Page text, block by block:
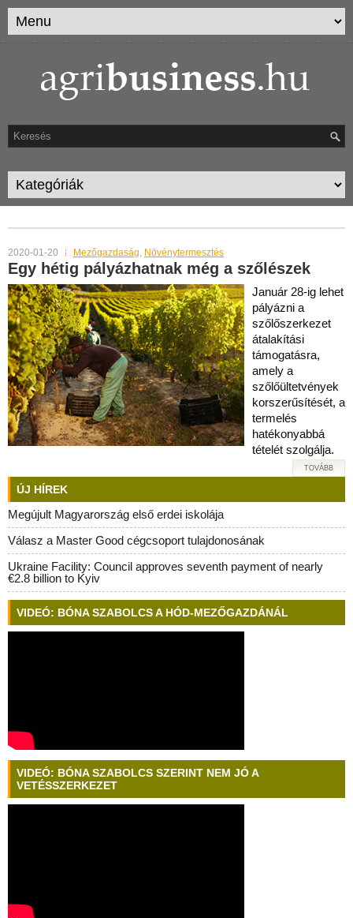
2020-01-20 Mezőgazdaság, Növénytermesztés
Egy hétig pályázhatnak még a szőlészek
Január 28-ig lehet
pályázni a
szőlőszerkezet
átalakítási
támogatásra,
amely a
szőlőültetvények
korszerűsítését, a
termelés
hatékonyabbá
tételét szolgálja.
TOVÁBB
ÚJ HÍREK
Megújult Magyarország első erdei iskolája
Válasz a Master Good cégcsoport tulajdonosának
Ukraine Facility: Council approves seventh payment of nearly
€2.8 billion to Kyiv
VIDEÓ: BÓNA SZABOLCS A HÓD-MEZŐGAZDÁNÁL
VIDEÓ: BÓNA SZABOLCS SZERINT NEM JÓ A
VETÉSSZERKEZET